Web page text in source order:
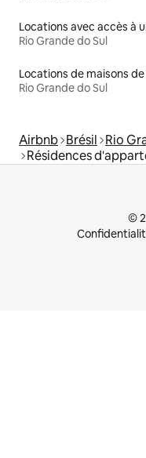
Locations avec accès à
Rio Grande do Sul
Locations de maisons de
Rio Grande do Sul
Airbnb Brésil Rio
Résidences
©